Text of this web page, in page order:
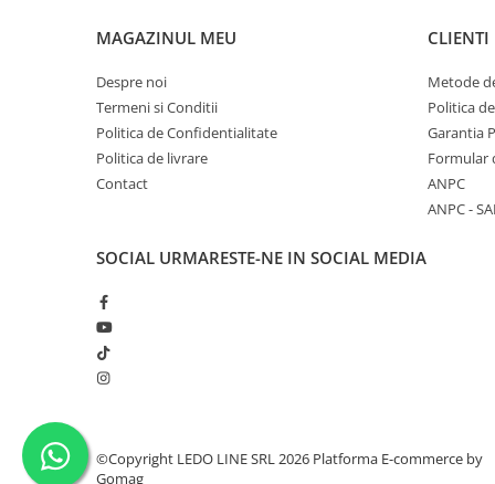
MAGAZINUL MEU
Despre noi
Termeni si Conditii
Politica de Confidentialitate
Politica de livrare
Contact
CLIENTI
Metode
Politica
Garantia
Formular
ANPC
ANPC -
SOCIAL URMARESTE-NE IN SOCIAL MEDIA
©Copyright LEDO LINE SRL 2026 Platforma E-commerce by
Gomag